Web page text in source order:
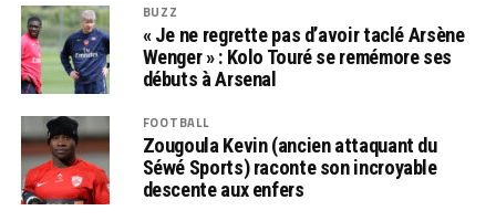
BUZZ
« Je ne regrette pas d’avoir taclé Arsène
Wenger » : Kolo Touré se remémore ses
débuts à Arsenal
FOOTBALL
Zougoula Kevin (ancien attaquant du
Séwé Sports) raconte son incroyable
descente aux enfers